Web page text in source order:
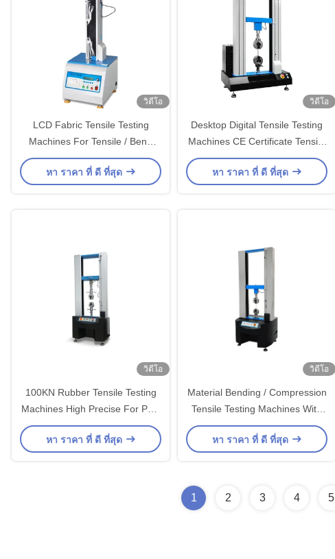
วิดีโอ
LCD Fabric Tensile Testing
Machines For Tensile / Bend
Strength And Shear Force
หา ราคา ที่ ดี ที่สุด
วิดีโอ
Desktop Digital Tensile Testing
Machines CE Certificate Tensile
Tester Machine
หา ราคา ที่ ดี ที่สุด
วิดีโอ
100KN Rubber Tensile Testing
Machines High Precise For Peel
Strength / Bend Strength
หา ราคา ที่ ดี ที่สุด
วิดีโอ
Material Bending / Compression
Tensile Testing Machines With
High Precise Ball Screw
หา ราคา ที่ ดี ที่สุด
1 2 3 4 5